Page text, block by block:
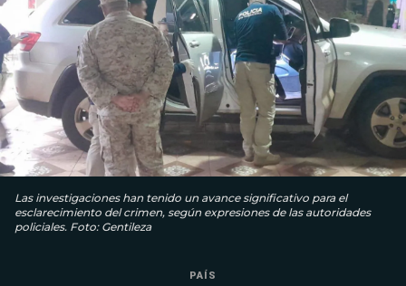
Las investigaciones han tenido un avance significativo para el
esclarecimiento del crimen, según expresiones de las autoridades
policiales. Foto: Gentileza
PAÍS